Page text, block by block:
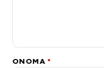
ΌΝΟΜΑ *